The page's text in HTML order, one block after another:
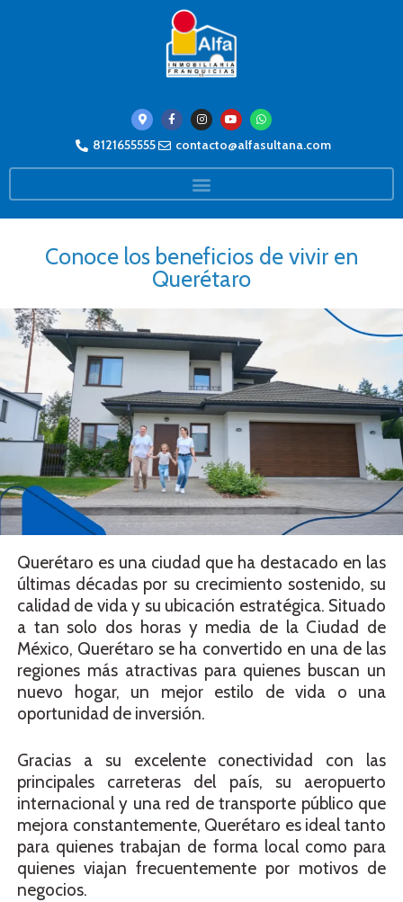
8121655555 contacto@alfasultana.com
Conoce los beneficios de vivir en
Querétaro
Querétaro es una ciudad que ha destacado en las
últimas décadas por su crecimiento sostenido, su
calidad de vida y su ubicación estratégica. Situado
a tan solo dos horas y media de la Ciudad de
México, Querétaro se ha convertido en una de las
regiones más atractivas para quienes buscan un
nuevo hogar, un mejor estilo de vida o una
oportunidad de inversión.
Gracias a su excelente conectividad con las
principales carreteras del país, su aeropuerto
internacional y una red de transporte público que
mejora constantemente, Querétaro es ideal tanto
para quienes trabajan de forma local como para
quienes viajan frecuentemente por motivos de
negocios.